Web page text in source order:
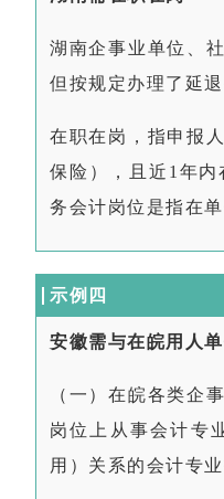
湖南企事业单位、
但按规定办理了延
在职在岗，指申报
保险），且近1年
务会计岗位是指在
示例四
安徽需与在皖用人
（一）在皖各类企
岗位上从事会计专
用）关系的会计专业